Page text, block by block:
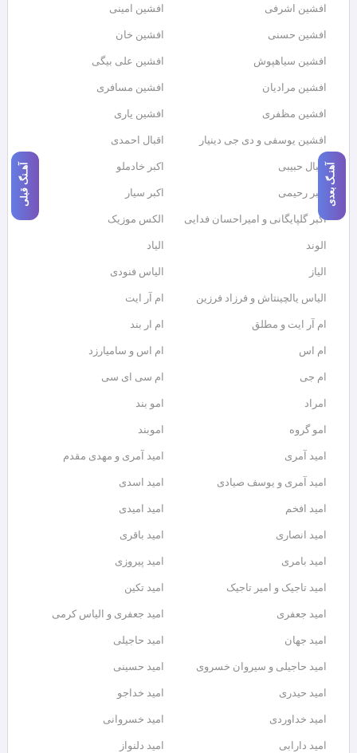
آهنـگ بعدی آهـنگ قبلی
افشین اشرفی افشین امینی
افشین حسنی افشین خان
افشین سیاهپوش افشین علی بیگی
افشین مرادیان افشین مسافری
افشین مظفری افشین یاری
افشین یوسفی و دی جی دینیار اقبال احمدی
اقبال حبیبی اکبر خادملو
اکبر رحیمی اکبر سیار
اکبر گلپایگانی و امیراحسان فدایی الکس موزیک
الوند الیاد
الیاز الیاس فنودی
الیاس یالچینتاش و فرزاد فرزین ام آر ایت
ام آر ایت و مطلق ام‌ ار بند
ام اس ام اس و سامیارزد
ام جی ام سی ای سی
امراد امو بند
امو گروه اموبند
امید آمری امید آمری و مهدی مقدم
امید آمری و یوسف صیادی امید اسدی
امید افخم امید امیدی
امید انصاری امید باقری
امید بامری امید پیروزی
امید تاجیک و امیر تاجیک امید تکین
امید جعفری امید جعفری و الیاس کرمی
امید جهان امید حاجیلی
امید حاجیلی و سیروان خسروی امید حسینی
امید حیدری امید خداجو
امید خداوردی امید خسروانی
امید دارابی امید دلنواز